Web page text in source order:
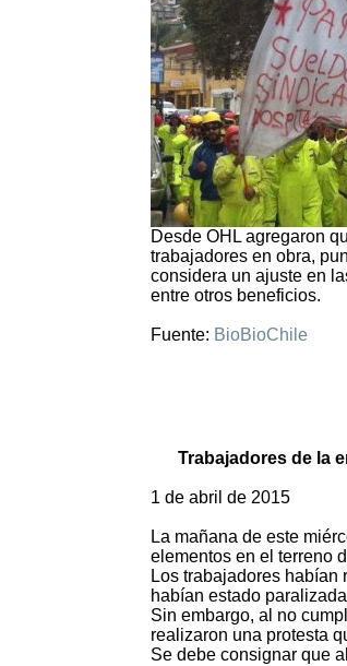
Desde OHL agregaron
trabajadores en obra,
considera un ajuste en
entre otros beneficios.
Fuente: BioBioChile
Trabajadores de la
1 de abril de 2015
La mañana de este
elementos en el terreno
Los trabajadores habían
habían estado
Sin embargo, al no
realizaron una protesta
Se debe consignar que